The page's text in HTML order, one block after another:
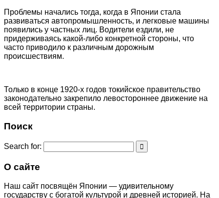
Проблемы начались тогда, когда в Японии стала
развиваться автопромышленность, и легковые машины
появились у частных лиц. Водители ездили, не
придерживаясь какой-либо конкретной стороны, что
часто приводило к различным дорожным
происшествиям.
Только в конце 1920-х годов токийское правительство
законодательно закрепило левостороннее движение на
всей территории страны.
Поиск
Search for:
О сайте
Наш сайт посвящён Японии — удивительному
государству с богатой культурой и древней историей. На